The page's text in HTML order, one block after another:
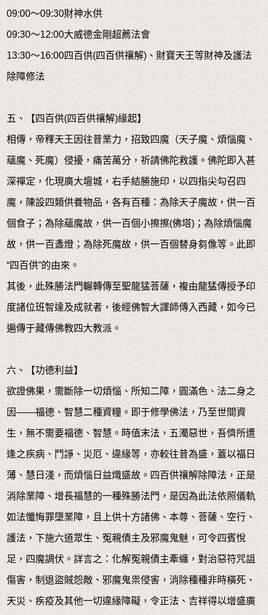
09:00～09:30財神水供
09:30～12:00大威德金剛超薦法會
13:30～16:00四百供(四百供禳解)、財寶天王等財神及護法
除障修法
五、【四百供(四百供禳解)緣起】
相傳，帝釋天王因往昔業力，招致四魔（天子魔、煩惱魔、
蘊魔、死魔）侵擾，痛苦萬分，祈請佛陀救護。佛陀即入甚
深禪定，化現廣大壇城，右手結勝施印，以四指尖勾召四
魔，陳設四類供養物品，各有百種：為除天子魔故，供一百
個食子；為除蘊魔故，供一百個小擦擦(佛塔)；為除煩惱魔
故，供一百盞燈；為除死魔故，供一百個替身芻像等。此即
“四百供”的由來。
其後，此殊勝法門輾轉傳至聖龍猛菩薩，複由龍猛傳授予印
度諸位班智達及成就者，後經佛智大譯師傳入西藏，如今已
遍傳于藏傳佛教四大教派。
六、【功德利益】
欲證佛果，需斷除一切煩惱、所知二障，圓滿色、法二身之
因——福德、智慧二種資糧。即于修學佛法，乃至世間資
生，無不需要福德、智慧。時值末法，五濁惡世，吾儕所遭
逢之疾病、鬥諍、災厄、違緣等，亦較往昔為盛，蓋以福日
薄、慧日淺，而煩惱日益熾盛故。四百供禳解除障法，正是
消除業障、增長福慧的一種殊勝法門，是因為此法依照儀軌
如法懺悔罪墮業障，且上供十方諸佛、本尊、菩薩、空行、
護法，下施六道眾生、冤親債主及邪魔鬼魅，可令四賓悅
足，四魔調伏。詳言之：化解冤親債主牽纏，對治惡符咒詛
傷害，制退盜賊怨敵、邪魔鬼祟侵害，消除種種非時橫死、
天災、疾疫及其他一切違緣障礙，令正法、吉祥得以增盛廣